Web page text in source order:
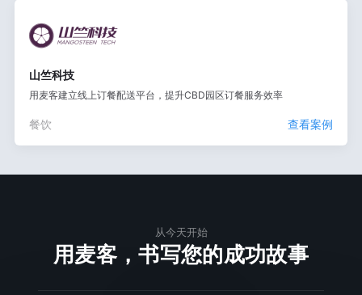
山竺科技
用麦客建立线上订餐配送平台，提升CBD园区订餐服务效率
餐饮 查看案例
从今天开始
用麦客，书写您的成功故事